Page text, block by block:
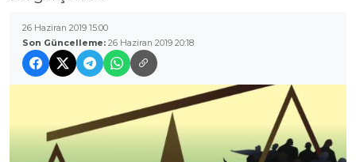
26 Haziran 2019 15:00
Son Güncelleme: 26 Haziran 2019 20:18